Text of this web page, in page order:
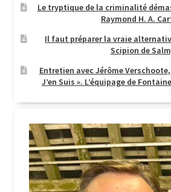
Le tryptique de la criminalité
Raymond H. A.
Il faut préparer la vraie
Scipion de
Entretien avec Jérôme
J’en Suis ». L’équipage de